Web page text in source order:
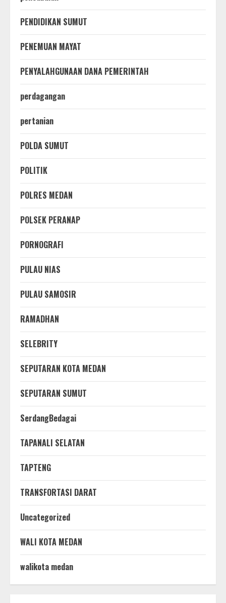
PENDIDIKAN SUMUT
PENEMUAN MAYAT
PENYALAHGUNAAN DANA PEMERINTAH
perdagangan
pertanian
POLDA SUMUT
POLITIK
POLRES MEDAN
POLSEK PERANAP
PORNOGRAFI
PULAU NIAS
PULAU SAMOSIR
RAMADHAN
SELEBRITY
SEPUTARAN KOTA MEDAN
SEPUTARAN SUMUT
SerdangBedagai
TAPANALI SELATAN
TAPTENG
TRANSFORTASI DARAT
Uncategorized
WALI KOTA MEDAN
walikota medan